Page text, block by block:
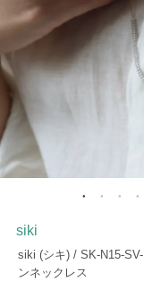
siki
siki (シキ) / SK-N15-
ンネックレス